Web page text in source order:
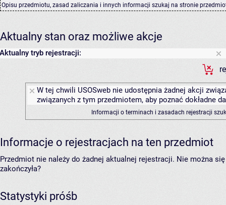
Opisu przedmiotu, zasad zaliczania i innych informacji szukaj na stronie
Aktualny stan oraz możliwe akcje
Aktualny tryb rejestracji:
W tej chwili USOSweb nie udostępnia żadnej akcji
związanych z tym przedmiotem, aby poznać dokładne
Informacji o terminach i zasadach rejestracji
Informacje o rejestracjach na ten przedmiot
Przedmiot nie należy do żadnej aktualnej rejestracji. Nie można
zakończyła?
Statystyki próśb